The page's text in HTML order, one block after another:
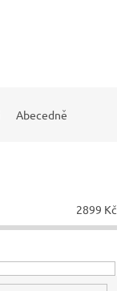
Abecedně
2899 Kč